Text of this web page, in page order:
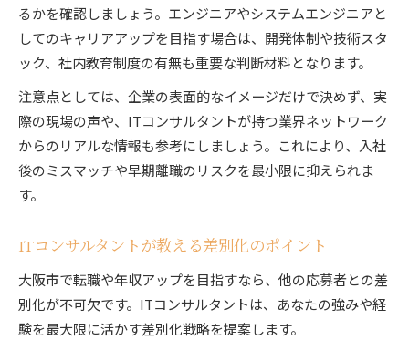
るかを確認しましょう。エンジニアやシステムエンジニアと
してのキャリアアップを目指す場合は、開発体制や技術スタ
ック、社内教育制度の有無も重要な判断材料となります。
注意点としては、企業の表面的なイメージだけで決めず、実
際の現場の声や、ITコンサルタントが持つ業界ネットワーク
からのリアルな情報も参考にしましょう。これにより、入社
後のミスマッチや早期離職のリスクを最小限に抑えられま
す。
ITコンサルタントが教える差別化のポイント
大阪市で転職や年収アップを目指すなら、他の応募者との差
別化が不可欠です。ITコンサルタントは、あなたの強みや経
験を最大限に活かす差別化戦略を提案します。